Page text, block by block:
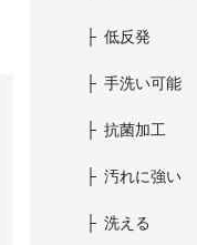
低反発
手洗い可能
抗菌加工
汚れに強い
洗える